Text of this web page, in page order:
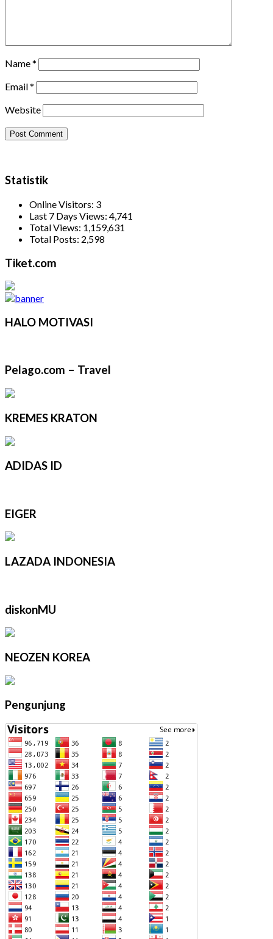
Name*
Email*
Website
Statistik
Online Visitors: 3
Last 7 Days Views: 4,741
Total Views: 1,159,631
Total Posts: 2,598
Tiket.com
HALO MOTIVASI
Pelago.com – Travel
KREMES KRATON
ADIDAS ID
EIGER
LAZADA INDONESIA
diskonMU
NEOZEN KOREA
Pengunjung